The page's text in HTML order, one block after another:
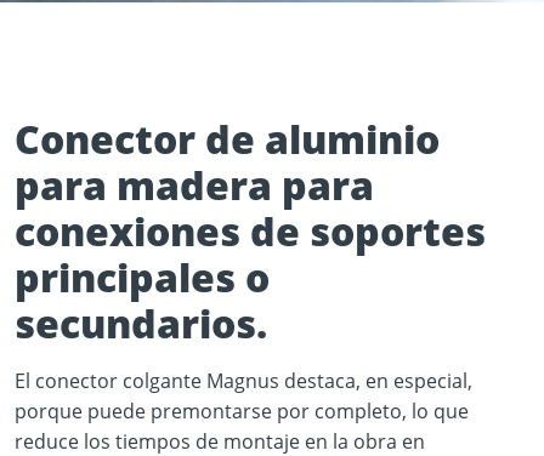
Play Video
YouTube content loads after clicking.
Conector de aluminio
para madera para
conexiones de soportes
principales o
secundarios.
El conector colgante Magnus destaca, en especial,
porque puede premontarse por completo, lo que
reduce los tiempos de montaje en la obra en